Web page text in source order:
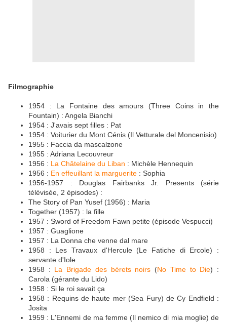
Filmographie
1954 : La Fontaine des amours (Three Coins in the
Fountain) : Angela Bianchi
1954 : J'avais sept filles : Pat
1954 : Voiturier du Mont Cénis (Il Vetturale del Moncenisio)
1955 : Faccia da mascalzone
1955 : Adriana Lecouvreur
1956 : La Châtelaine du Liban : Michèle Hennequin
1956 : En effeuillant la marguerite : Sophia
1956-1957 : Douglas Fairbanks Jr. Presents (série
télévisée, 2 épisodes) :
The Story of Pan Yusef (1956) : Maria
Together (1957) : la fille
1957 : Sword of Freedom Fawn petite (épisode Vespucci)
1957 : Guaglione
1957 : La Donna che venne dal mare
1958 : Les Travaux d'Hercule (Le Fatiche di Ercole) :
servante d'Iole
1958 : La Brigade des bérets noirs (No Time to Die) :
Carola (gérante du Lido)
1958 : Si le roi savait ça
1958 : Requins de haute mer (Sea Fury) de Cy Endfield :
Josita
1959 : L'Ennemi de ma femme (Il nemico di mia moglie) de